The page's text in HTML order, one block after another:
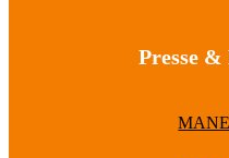
Presse